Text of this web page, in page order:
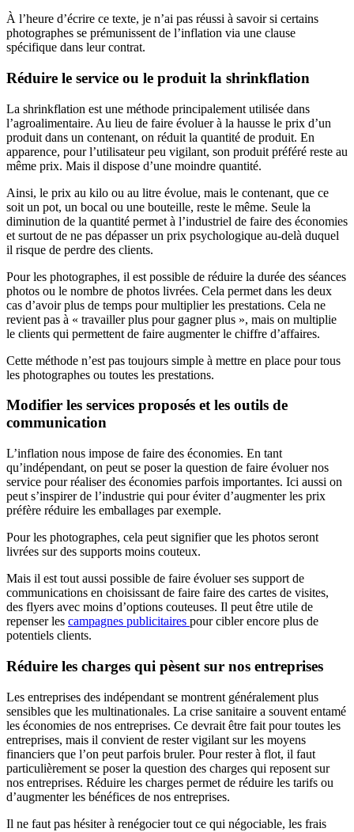
À l’heure d’écrire ce texte, je n’ai pas réussi à savoir si certains
photographes se prémunissent de l’inflation via une clause
spécifique dans leur contrat.
Réduire le service ou le produit la shrinkflation
La shrinkflation est une méthode principalement utilisée dans
l’agroalimentaire. Au lieu de faire évoluer à la hausse le prix d’un
produit dans un contenant, on réduit la quantité de produit. En
apparence, pour l’utilisateur peu vigilant, son produit préféré reste au
même prix. Mais il dispose d’une moindre quantité.
Ainsi, le prix au kilo ou au litre évolue, mais le contenant, que ce
soit un pot, un bocal ou une bouteille, reste le même. Seule la
diminution de la quantité permet à l’industriel de faire des économies
et surtout de ne pas dépasser un prix psychologique au-delà duquel
il risque de perdre des clients.
Pour les photographes, il est possible de réduire la durée des séances
photos ou le nombre de photos livrées. Cela permet dans les deux
cas d’avoir plus de temps pour multiplier les prestations. Cela ne
revient pas à « travailler plus pour gagner plus », mais on multiplie
le clients qui permettent de faire augmenter le chiffre d’affaires.
Cette méthode n’est pas toujours simple à mettre en place pour tous
les photographes ou toutes les prestations.
Modifier les services proposés et les outils de
communication
L’inflation nous impose de faire des économies. En tant
qu’indépendant, on peut se poser la question de faire évoluer nos
service pour réaliser des économies parfois importantes. Ici aussi on
peut s’inspirer de l’industrie qui pour éviter d’augmenter les prix
préfère réduire les emballages par exemple.
Pour les photographes, cela peut signifier que les photos seront
livrées sur des supports moins couteux.
Mais il est tout aussi possible de faire évoluer ses support de
communications en choisissant de faire faire des cartes de visites,
des flyers avec moins d’options couteuses. Il peut être utile de
repenser les campagnes publicitaires pour cibler encore plus de
potentiels clients.
Réduire les charges qui pèsent sur nos entreprises
Les entreprises des indépendant se montrent généralement plus
sensibles que les multinationales. La crise sanitaire a souvent entamé
les économies de nos entreprises. Ce devrait être fait pour toutes les
entreprises, mais il convient de rester vigilant sur les moyens
financiers que l’on peut parfois bruler. Pour rester à flot, il faut
particulièrement se poser la question des charges qui reposent sur
nos entreprises. Réduire les charges permet de réduire les tarifs ou
d’augmenter les bénéfices de nos entreprises.
Il ne faut pas hésiter à renégocier tout ce qui négociable, les frais